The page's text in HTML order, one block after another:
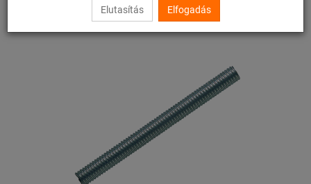
Elutasítás Elfogadás